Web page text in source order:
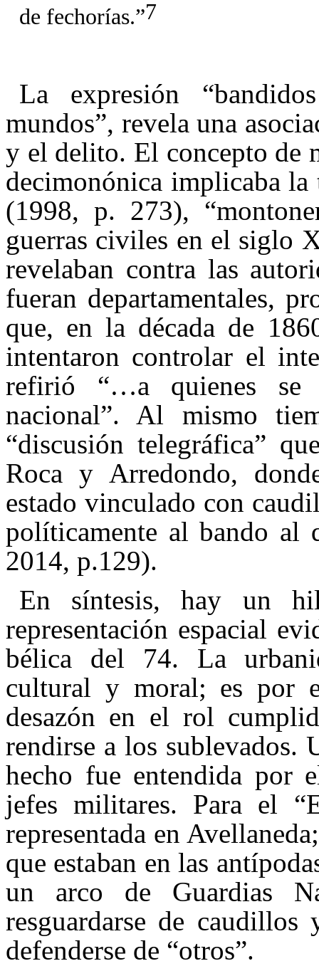
de fechorías.”7
La expresión
mundos”, revela una
y el delito. El concepto de
decimonónica implicaba la
(1998, p. 273),
guerras civiles en el siglo
revelaban contra las
fueran departamentales,
que, en la década de
intentaron controlar el
refirió “…a quienes se
nacional”. Al mismo
“discusión telegráfica”
Roca y Arredondo,
estado vinculado con
políticamente al bando al
2014, p.129).
En síntesis, hay un
representación espacial
bélica del 74. La
cultural y moral; es por
desazón en el rol
rendirse a los sublevados.
hecho fue entendida por
jefes militares. Para el
representada en
que estaban en las
un arco de Guardias
resguardarse de
defenderse de “otros”.